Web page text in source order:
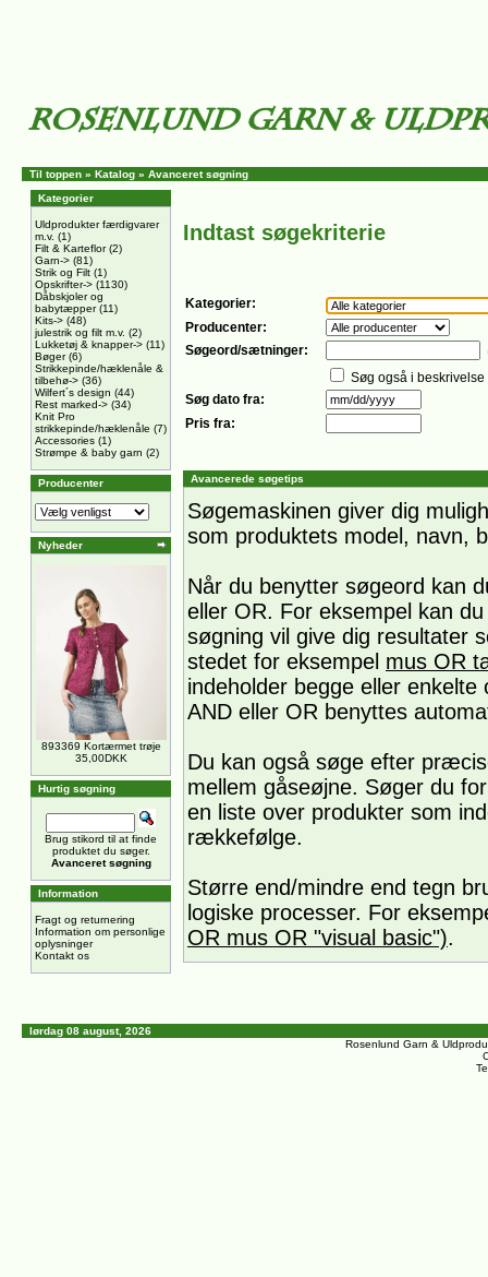
Til toppen » Katalog » Avanceret søgning
Kategorier
Uldprodukter færdigvarer
m.v. (1)
Filt & Karteflor(2)
Garn-> (81)
Strik og Filt (1)
Opskrifter-> (1130)
Dåbskjoler og
babytæpper(11)
Kits-> (48)
julestrik og filt m.v. (2)
Lukketøj & knapper-> (11)
Bøger(6)
Strikkepinde/hæklenåle &
tilbehø-> (36)
Wilfert´s design (44)
Rest marked-> (34)
Knit Pro
strikkepinde/hæklenåle (7)
Accessories (1)
Strømpe & baby garn (2)
Producenter
Nyheder
893369 Kortærmet trøje
35,00DKK
Hurtig søgning
Brug stikord til at finde
produktet du søger.
Avanceret søgning
Information
Fragt og returnering
Information om personlige
oplysninger
Kontakt os
Indtast søgekriterie
Kategorier:
Producenter:
Søgeord/sætninger:
Søg også i beskrivelse
Søg dato fra:
Pris fra:
Avancerede søgetips
Søgemaskinen giver dig
som produktets model, navn,
Når du benytter søgeord kan
eller OR. For eksempel kan
søgning vil give dig resultater
stedet for eksempel mus OR
indeholder begge eller
AND eller OR benyttes
Du kan også søge efter
mellem gåseøjne. Søger du
en liste over produkter som
rækkefølge.
Større end/mindre end tegn
logiske processer. For
OR mus OR "visual basic").
lørdag 08 august, 2026
Rosenlund Garn &